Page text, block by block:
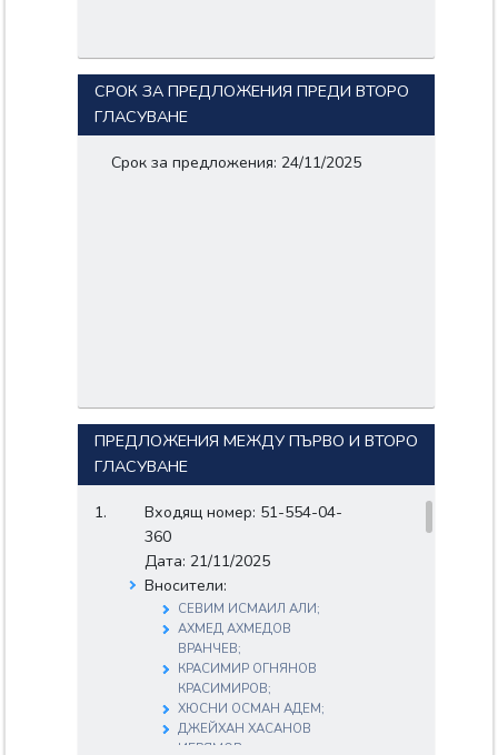
СРОК ЗА ПРЕДЛОЖЕНИЯ ПРЕДИ ВТОРО
ГЛАСУВАНЕ
Срок за предложения: 24/11/2025
ПРЕДЛОЖЕНИЯ МЕЖДУ ПЪРВО И ВТОРО
ГЛАСУВАНЕ
Входящ номер: 51-554-04-
360
Дата: 21/11/2025
Вносители:
СЕВИМ ИСМАИЛ АЛИ;
АХМЕД АХМЕДОВ
ВРАНЧЕВ;
КРАСИМИР ОГНЯНОВ
КРАСИМИРОВ;
ХЮСНИ ОСМАН АДЕМ;
ДЖЕЙХАН ХАСАНОВ
ИБРЯМОВ;